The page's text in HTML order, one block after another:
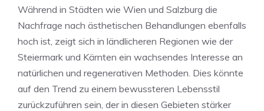
Während in Städten wie Wien und Salzburg die
Nachfrage nach ästhetischen Behandlungen ebenfalls
hoch ist, zeigt sich in ländlicheren Regionen wie der
Steiermark und Kärnten ein wachsendes Interesse an
natürlichen und regenerativen Methoden. Dies könnte
auf den Trend zu einem bewussteren Lebensstil
zurückzuführen sein, der in diesen Gebieten stärker